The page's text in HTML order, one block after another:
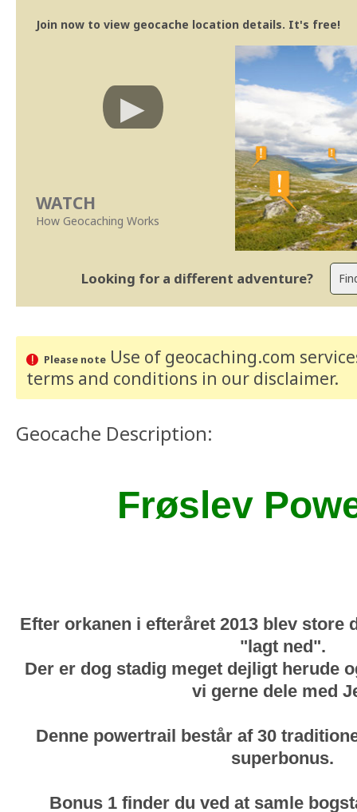
Join now to view geocache location details. It's free!
WATCH
How Geocaching Works
Looking for a different adventure?
Please noteUse of geocaching.com
terms and conditions in our disclaimer.
Geocache Description:
Frøslev
Efter orkanen i efteråret 2013 blev store
"lagt ned".
Der er dog stadig meget dejligt herude
vi gerne dele med
Denne powertrail består af 30
superbonus.
Bonus 1 finder du ved at samle